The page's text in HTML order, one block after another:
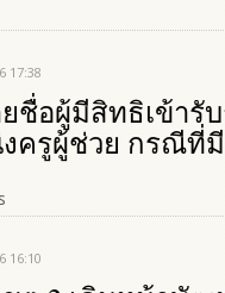
17:38
ชื่อผู้มีสิทธิเข้ารั
ครูผู้ช่วย กรณีที่มี
16:10